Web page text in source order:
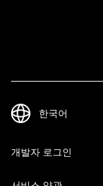
개발자 로그인